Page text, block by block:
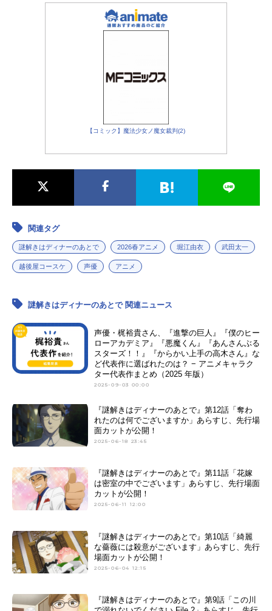
【コミック】魔法少女ノ魔女裁判(2)
関連タグ
謎解きはディナーのあとで 2026春アニメ 堀江由衣 武田太一
越後屋コースケ 声優 アニメ
謎解きはディナーのあとで 関連ニュース
声優・梶裕貴さん、『進撃の巨人』『僕のヒー
ローアカデミア』『悪魔くん』『あんさんぶる
スターズ！！』『からかい上手の高木さん』な
ど代表作に選ばれたのは？ − アニメキャラク
ター代表作まとめ（2025 年版）
2025-09-03 00:00
『謎解きはディナーのあとで』第12話「奪わ
れたのは何でございますか」あらすじ、先行場
面カットが公開！
2025-06-18 23:45
『謎解きはディナーのあとで』第11話「花嫁
は密室の中でございます」あらすじ、先行場面
カットが公開！
2025-06-11 12:00
『謎解きはディナーのあとで』第10話「綺麗
な薔薇には殺意がございます」あらすじ、先行
場面カットが公開！
2025-06-04 12:15
『謎解きはディナーのあとで』第9話「この川